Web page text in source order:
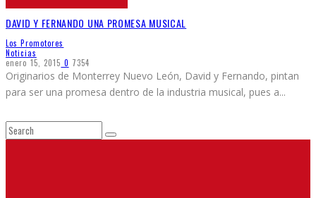
DAVID Y FERNANDO UNA PROMESA MUSICAL
Los Promotores
Noticias
enero 15, 2015 0 7354
Originarios de Monterrey Nuevo León, David y Fernando, pintan
para ser una promesa dentro de la industria musical, pues a...